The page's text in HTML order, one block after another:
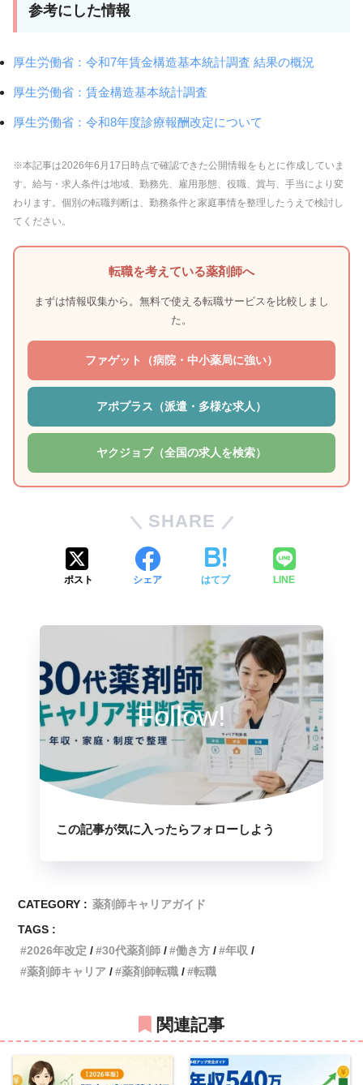
参考にした情報
厚生労働省：令和7年賃金構造基本統計調査 結果の概況
厚生労働省：賃金構造基本統計調査
厚生労働省：令和8年度診療報酬改定について
※本記事は2026年6月17日時点で確認できた公開情報をもとに作成していま
す。給与・求人条件は地域、勤務先、雇用形態、役職、賞与、手当により変
わります。個別の転職判断は、勤務条件と家庭事情を整理したうえで検討し
てください。
転職を考えている薬剤師へ
まずは情報収集から。無料で使える転職サービスを比較しまし
た。
ファゲット（病院・中小薬局に強い）
アポプラス（派遣・多様な求人）
ヤクジョブ（全国の求人を検索）
SHARE
ポスト シェア はてブ LINE
Follow!
この記事が気に入ったらフォローしよう
CATEGORY : 薬剤師キャリアガイド
TAGS :
2026年改定
30代薬剤師 働き方
年収
薬剤師キャリア
薬剤師転職 転職
関連記事